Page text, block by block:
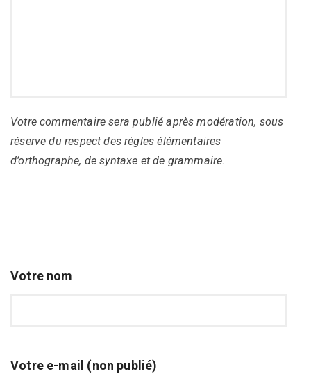
Votre commentaire sera publié après modération, sous
réserve du respect des règles élémentaires
d’orthographe, de syntaxe et de grammaire.
Votre nom
Votre e-mail (non publié)